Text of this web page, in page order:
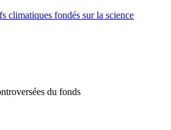
climatiques fondés sur la science
du fonds